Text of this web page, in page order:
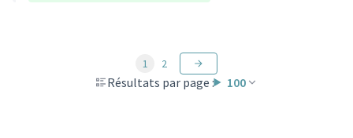
Résultats par page : 100
1 2